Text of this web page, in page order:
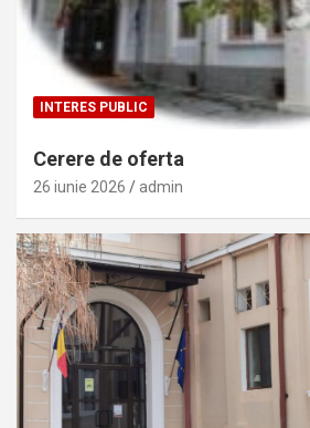
INTERES PUBLIC
Cerere de oferta
26 iunie 2026 admin